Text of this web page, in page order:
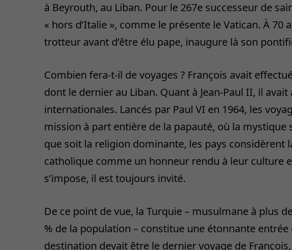
à Beyrouth, au Liban. Pour le 267e successeur de
« hors d’Italie », comme le présente le Vatican. À 70
trotteur avant d’être élu pape, inaugure là son
Combien fera-t-il de voyages ? François avait
dont le dernier au Liban. Quant à Jean-Paul II, il
internationales. Lancés par Paul VI en 1964, les
mission à part entière de la papauté, où la mystique
que soit la religion dominante, les pays considèrent
catholique comme un honneur rendu à leur culture
s’impose, il est toujours invité.
De ce point de vue, la Turquie – musulmane à plus
% de la population – constitue une étonnante
destination devait être le dernier voyage de